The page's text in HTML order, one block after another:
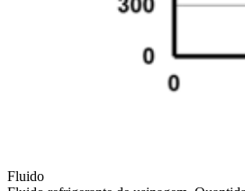
Fluido